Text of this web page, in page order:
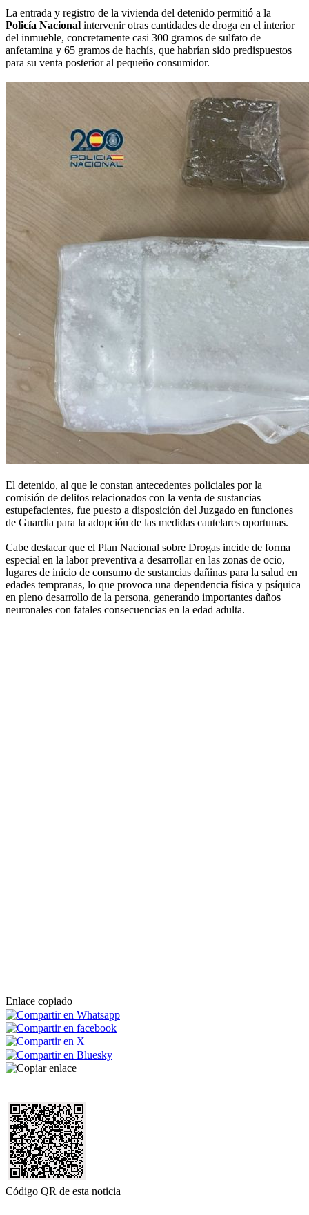
La entrada y registro de la vivienda del detenido permitió a la
Policía Nacional intervenir otras cantidades de droga en el interior
del inmueble, concretamente casi 300 gramos de sulfato de
anfetamina y 65 gramos de hachís, que habrían sido predispuestos
para su venta posterior al pequeño consumidor.
El detenido, al que le constan antecedentes policiales por la
comisión de delitos relacionados con la venta de sustancias
estupefacientes, fue puesto a disposición del Juzgado en funciones
de Guardia para la adopción de las medidas cautelares oportunas.
Cabe destacar que el Plan Nacional sobre Drogas incide de forma
especial en la labor preventiva a desarrollar en las zonas de ocio,
lugares de inicio de consumo de sustancias dañinas para la salud en
edades tempranas, lo que provoca una dependencia física y psíquica
en pleno desarrollo de la persona, generando importantes daños
neuronales con fatales consecuencias en la edad adulta.
Enlace copiado
Código QR de esta noticia